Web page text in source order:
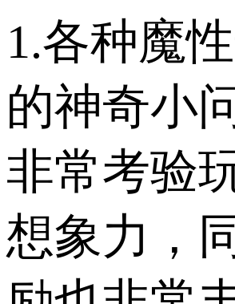
1.各种魔
的神奇小
非常考验
想象力，